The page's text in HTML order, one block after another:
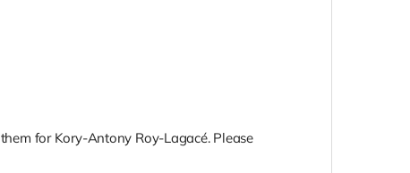
for Kory-Antony Roy-Lagacé. Please